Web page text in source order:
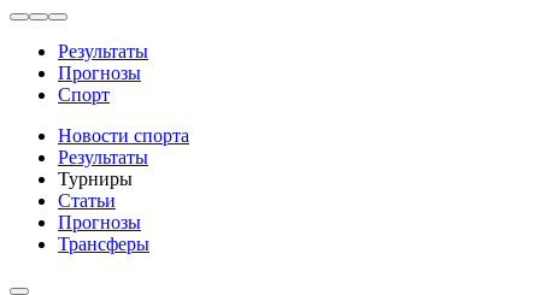
Результаты
Прогнозы
Спорт
Новости спорта
Результаты
Турниры
Статьи
Прогнозы
Трансферы